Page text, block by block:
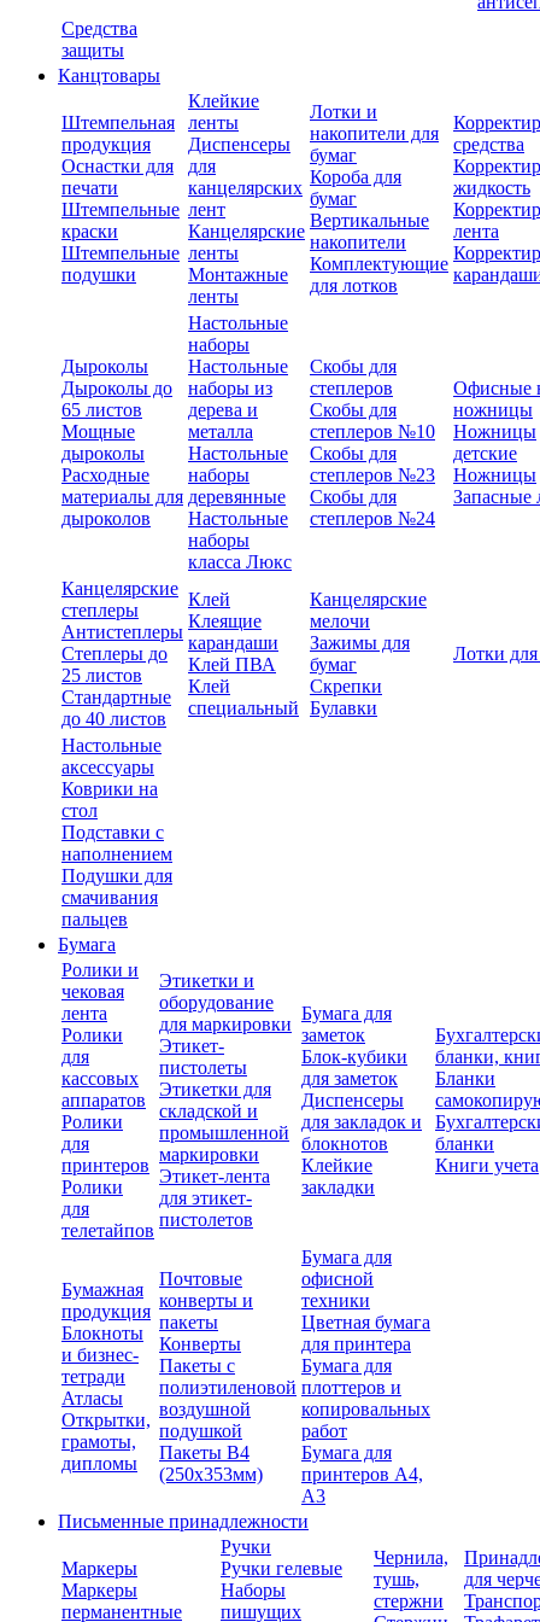
Средства
защиты
Канцтовары
Штемпельная
продукция
Оснастки для
печати
Штемпельные
краски
Штемпельные
подушки
Клейкие
ленты
Диспенсеры
для
канцелярских
лент
Канцелярские
ленты
Монтажные
ленты
Лотки и
накопители для
бумаг
Короба для
бумаг
Вертикальные
накопители
Комплектующие
для лотков
средства
жидкость
лента
Дыроколы
Дыроколы до
65 листов
Мощные
дыроколы
Расходные
материалы для
дыроколов
Настольные
наборы
Настольные
наборы из
дерева и
металла
Настольные
наборы
деревянные
Настольные
наборы
класса Люкс
Скобы для
степлеров
Скобы для
степлеров №10
Скобы для
степлеров №23
Скобы для
степлеров №24
Офисные
ножницы
Ножницы
детские
Ножницы
Запасные
Канцелярские
степлеры
Антистеплеры
Степлеры до
25 листов
Стандартные
до 40 листов
Клей
Клеящие
карандаши
Клей ПВА
Клей
специальный
Канцелярские
мелочи
Зажимы для
бумаг
Скрепки
Булавки
Лотки
Настольные
аксессуары
Коврики на
стол
Подставки с
наполнением
Подушки для
смачивания
пальцев
Бумага
Ролики и
чековая
лента
Ролики
для
кассовых
аппаратов
Ролики
для
принтеров
Ролики
для
телетайпов
Этикетки и
оборудование
для маркировки
Этикет-
пистолеты
Этикетки для
складской и
промышленной
маркировки
Этикет-лента
для этикет-
пистолетов
Бумага для
заметок
Блок-кубики
для заметок
Диспенсеры
для закладок и
блокнотов
Клейкие
закладки
бланки,
Бланки
бланки
Книги учета
Бумажная
продукция
Блокноты
и бизнес-
тетради
Атласы
Открытки,
грамоты,
дипломы
Почтовые
конверты и
пакеты
Конверты
Пакеты с
полиэтиленовой
воздушной
подушкой
Пакеты В4
(250х353мм)
Бумага для
офисной
техники
Цветная бумага
для принтера
Бумага для
плоттеров и
копировальных
работ
Бумага для
принтеров А4,
А3
Письменные принадлежности
Маркеры
Маркеры
перманентные
Ручки
Ручки гелевые
Наборы
пишущих
Чернила,
тушь,
стержни
для